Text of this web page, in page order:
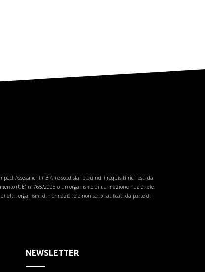
Assessment (“BIA”) e soddisfano quindi i requisiti richiesti da
(UE) n. 765/2008 o un organismo di normazione nazionale,
altri organismi di normazione e non sono ratificati da parte di
NEWSLETTER